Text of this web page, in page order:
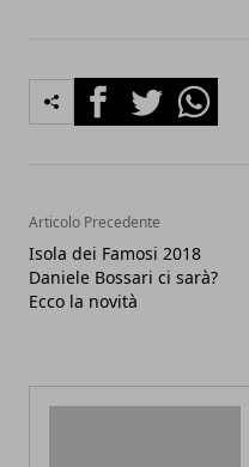
FacebookTwitterWhatsapp
Articolo Precedente
Isola dei Famosi 2018
Daniele Bossari ci sarà?
Ecco la novità